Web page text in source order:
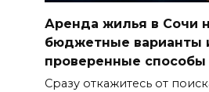
Аренда жилья в Сочи
бюджетные варианты
проверенные способы
Сразу откажитесь от